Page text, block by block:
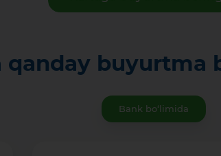
qanday buyurtma
Bank bo‘limida